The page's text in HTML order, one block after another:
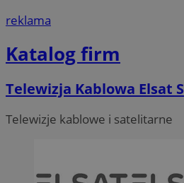
reklama
Katalog firm
Telewizja Kablowa Elsat
Telewizje kablowe i satelitarne